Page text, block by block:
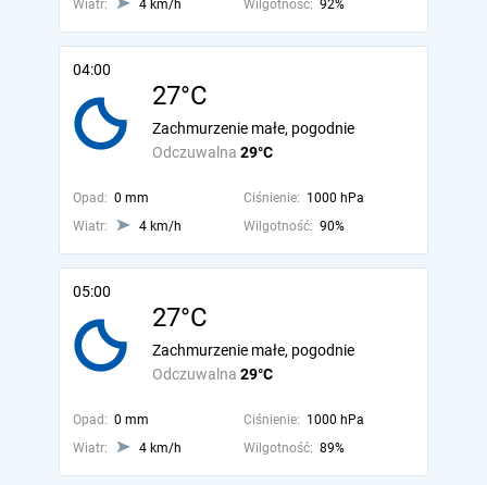
Wiatr:
4 km/h Wilgotność: 92%
04:00
27°C
Odczuwalna 29°C
Zachmurzenie małe, pogodnie
Opad: 0 mm Ciśnienie: 1000 hPa
Wiatr:
4 km/h Wilgotność: 90%
05:00
27°C
Odczuwalna 29°C
Zachmurzenie małe, pogodnie
Opad: 0 mm Ciśnienie: 1000 hPa
Wiatr:
4 km/h Wilgotność: 89%